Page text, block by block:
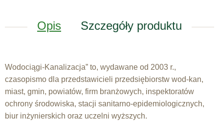
Opis Szczegóły produktu
Wodociągi-Kanalizacja” to, wydawane od 2003 r.,
czasopismo dla przedstawicieli przedsiębiorstw wod-kan,
miast, gmin, powiatów, firm branżowych, inspektoratów
ochrony środowiska, stacji sanitarno-epidemiologicznych,
biur inżynierskich oraz uczelni wyższych.